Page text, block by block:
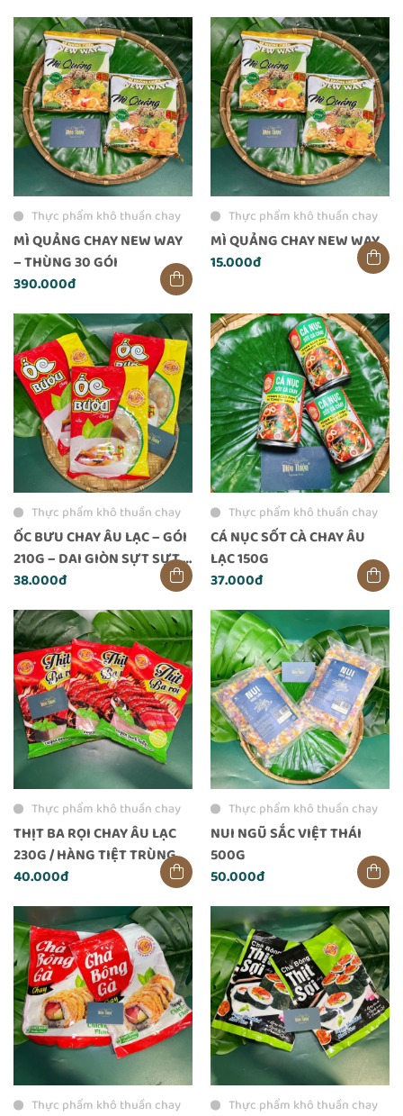
Thực phẩm khô thuần chay
MÌ QUẢNG CHAY NEW WAY
– THÙNG 30 GÓI
390.000đ
Thực phẩm khô thuần chay
MÌ QUẢNG CHAY NEW WAY
15.000đ
Thực phẩm khô thuần chay
ỐC BƯU CHAY ÂU LẠC – GÓI
210G – DAI GIÒN SỰT SỰT,
NGON NHƯ THẬT
38.000đ
Thực phẩm khô thuần chay
CÁ NỤC SỐT CÀ CHAY ÂU
LẠC 150G
37.000đ
Thực phẩm khô thuần chay
THỊT BA RỌI CHAY ÂU LẠC
230G / HÀNG TIỆT TRÙNG
40.000đ
Thực phẩm khô thuần chay
NUI NGŨ SẮC VIỆT THÁI
500G
50.000đ
Thực phẩm khô thuần chay Thực phẩm khô thuần chay